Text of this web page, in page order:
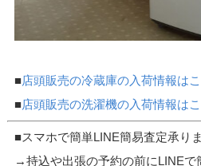
■店頭販売の冷蔵庫の入荷情報は
■店頭販売の洗濯機の入荷情報は
■スマホで簡単LINE簡易査定承りま
→持込や出張の予約の前にLINEで